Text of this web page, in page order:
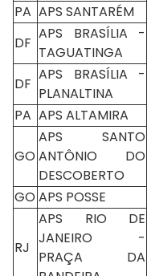
PA APS SANTARÉM
DF
APS BRASÍLIA -
TAGUATINGA
DF
APS BRASÍLIA -
PLANALTINA
PA APS ALTAMIRA
GO
APS SANTO
ANTÔNIO DO
DESCOBERTO
GO APS POSSE
RJ
APS RIO DE
JANEIRO -
PRAÇA DA